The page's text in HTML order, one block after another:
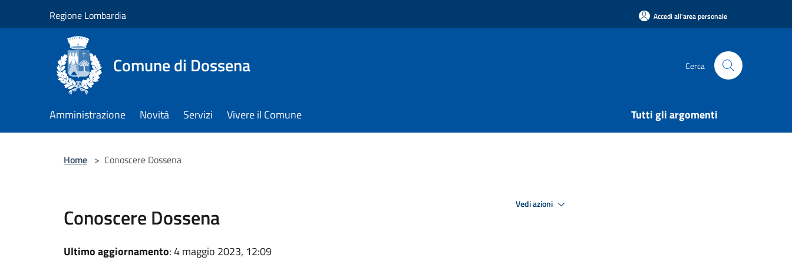
Regione Lombardia Accedi all'area personale
Comune di Dossena Cerca
Amministrazione Novità Servizi Vivere il Comune Tutti gli argomenti
Home > Conoscere Dossena
Conoscere Dossena
Ultimo aggiornamento: 4 maggio 2023, 12:09
Vedi azioni